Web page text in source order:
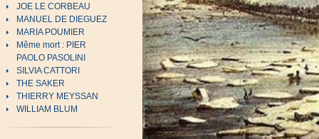
JOE LE CORBEAU
MANUEL DE DIEGUEZ
MARIA POUMIER
Même mort : PIER
PAOLO PASOLINI
SILVIA CATTORI
THE SAKER
THIERRY MEYSSAN
WILLIAM BLUM